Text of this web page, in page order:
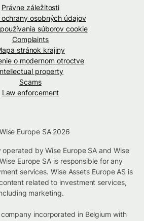
Právne záležitosti
osobných údajov
súborov cookie
Complaints
stránok krajiny
o modernom otroctve
property
Scams
Law enforcement
Europe SA 2026
by Wise Europe SA and Wise
Europe SA is responsible for any
services. Wise Assets Europe AS is
related to investment services,
marketing.
company incorporated in Belgium with